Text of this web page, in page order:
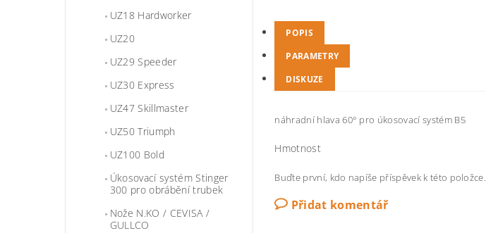
UZ18 Hardworker
UZ20
UZ29 Speeder
UZ30 Express
UZ47 Skillmaster
UZ50 Triumph
UZ100 Bold
Úkosovací systém Stinger
300 pro obrábění trubek
Nože N.KO / CEVISA /
GULLCO
POPIS
PARAMETRY
DISKUZE
náhradní hlava 60° pro úkosovací systém B5
Hmotnost
Buďte první, kdo napíše příspěvek k této položce.
Přidat komentář